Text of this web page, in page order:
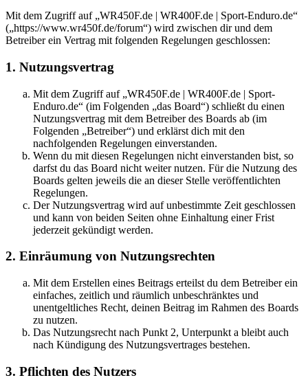
Mit dem Zugriff auf „WR450F.de | WR400F.de | Sport-Enduro.de“
(„https://www.wr450f.de/forum“) wird zwischen dir und dem
Betreiber ein Vertrag mit folgenden Regelungen geschlossen:
1. Nutzungsvertrag
Mit dem Zugriff auf „WR450F.de | WR400F.de | Sport-
Enduro.de“ (im Folgenden „das Board“) schließt du einen
Nutzungsvertrag mit dem Betreiber des Boards ab (im
Folgenden „Betreiber“) und erklärst dich mit den
nachfolgenden Regelungen einverstanden.
Wenn du mit diesen Regelungen nicht einverstanden bist, so
darfst du das Board nicht weiter nutzen. Für die Nutzung des
Boards gelten jeweils die an dieser Stelle veröffentlichten
Regelungen.
Der Nutzungsvertrag wird auf unbestimmte Zeit geschlossen
und kann von beiden Seiten ohne Einhaltung einer Frist
jederzeit gekündigt werden.
2. Einräumung von Nutzungsrechten
Mit dem Erstellen eines Beitrags erteilst du dem Betreiber ein
einfaches, zeitlich und räumlich unbeschränktes und
unentgeltliches Recht, deinen Beitrag im Rahmen des Boards
zu nutzen.
Das Nutzungsrecht nach Punkt 2, Unterpunkt a bleibt auch
nach Kündigung des Nutzungsvertrages bestehen.
3. Pflichten des Nutzers